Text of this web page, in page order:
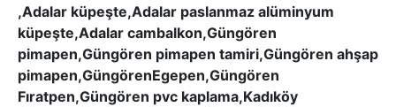
,Adalar küpeşte,Adalar paslanmaz alüminyum
küpeşte,Adalar cambalkon,Güngören
pimapen,Güngören pimapen tamiri,Güngören ahşap
pimapen,GüngörenEgepen,Güngören
Fıratpen,Güngören pvc kaplama,Kadıköy